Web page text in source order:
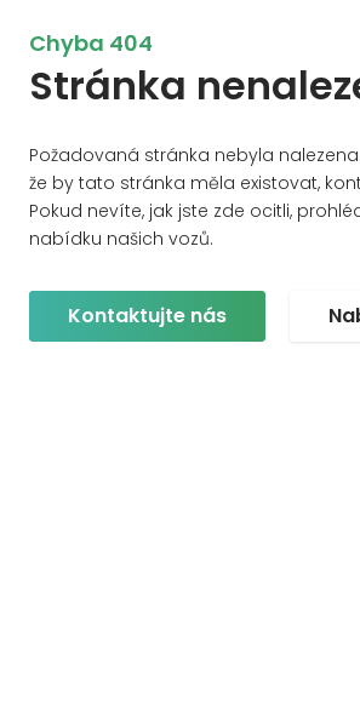
Chyba 404
Stránka
Požadovaná stránka nebyla
že by tato stránka měla existovat,
Pokud nevíte, jak jste zde ocitli,
nabídku našich vozů.
Kontaktujte nás